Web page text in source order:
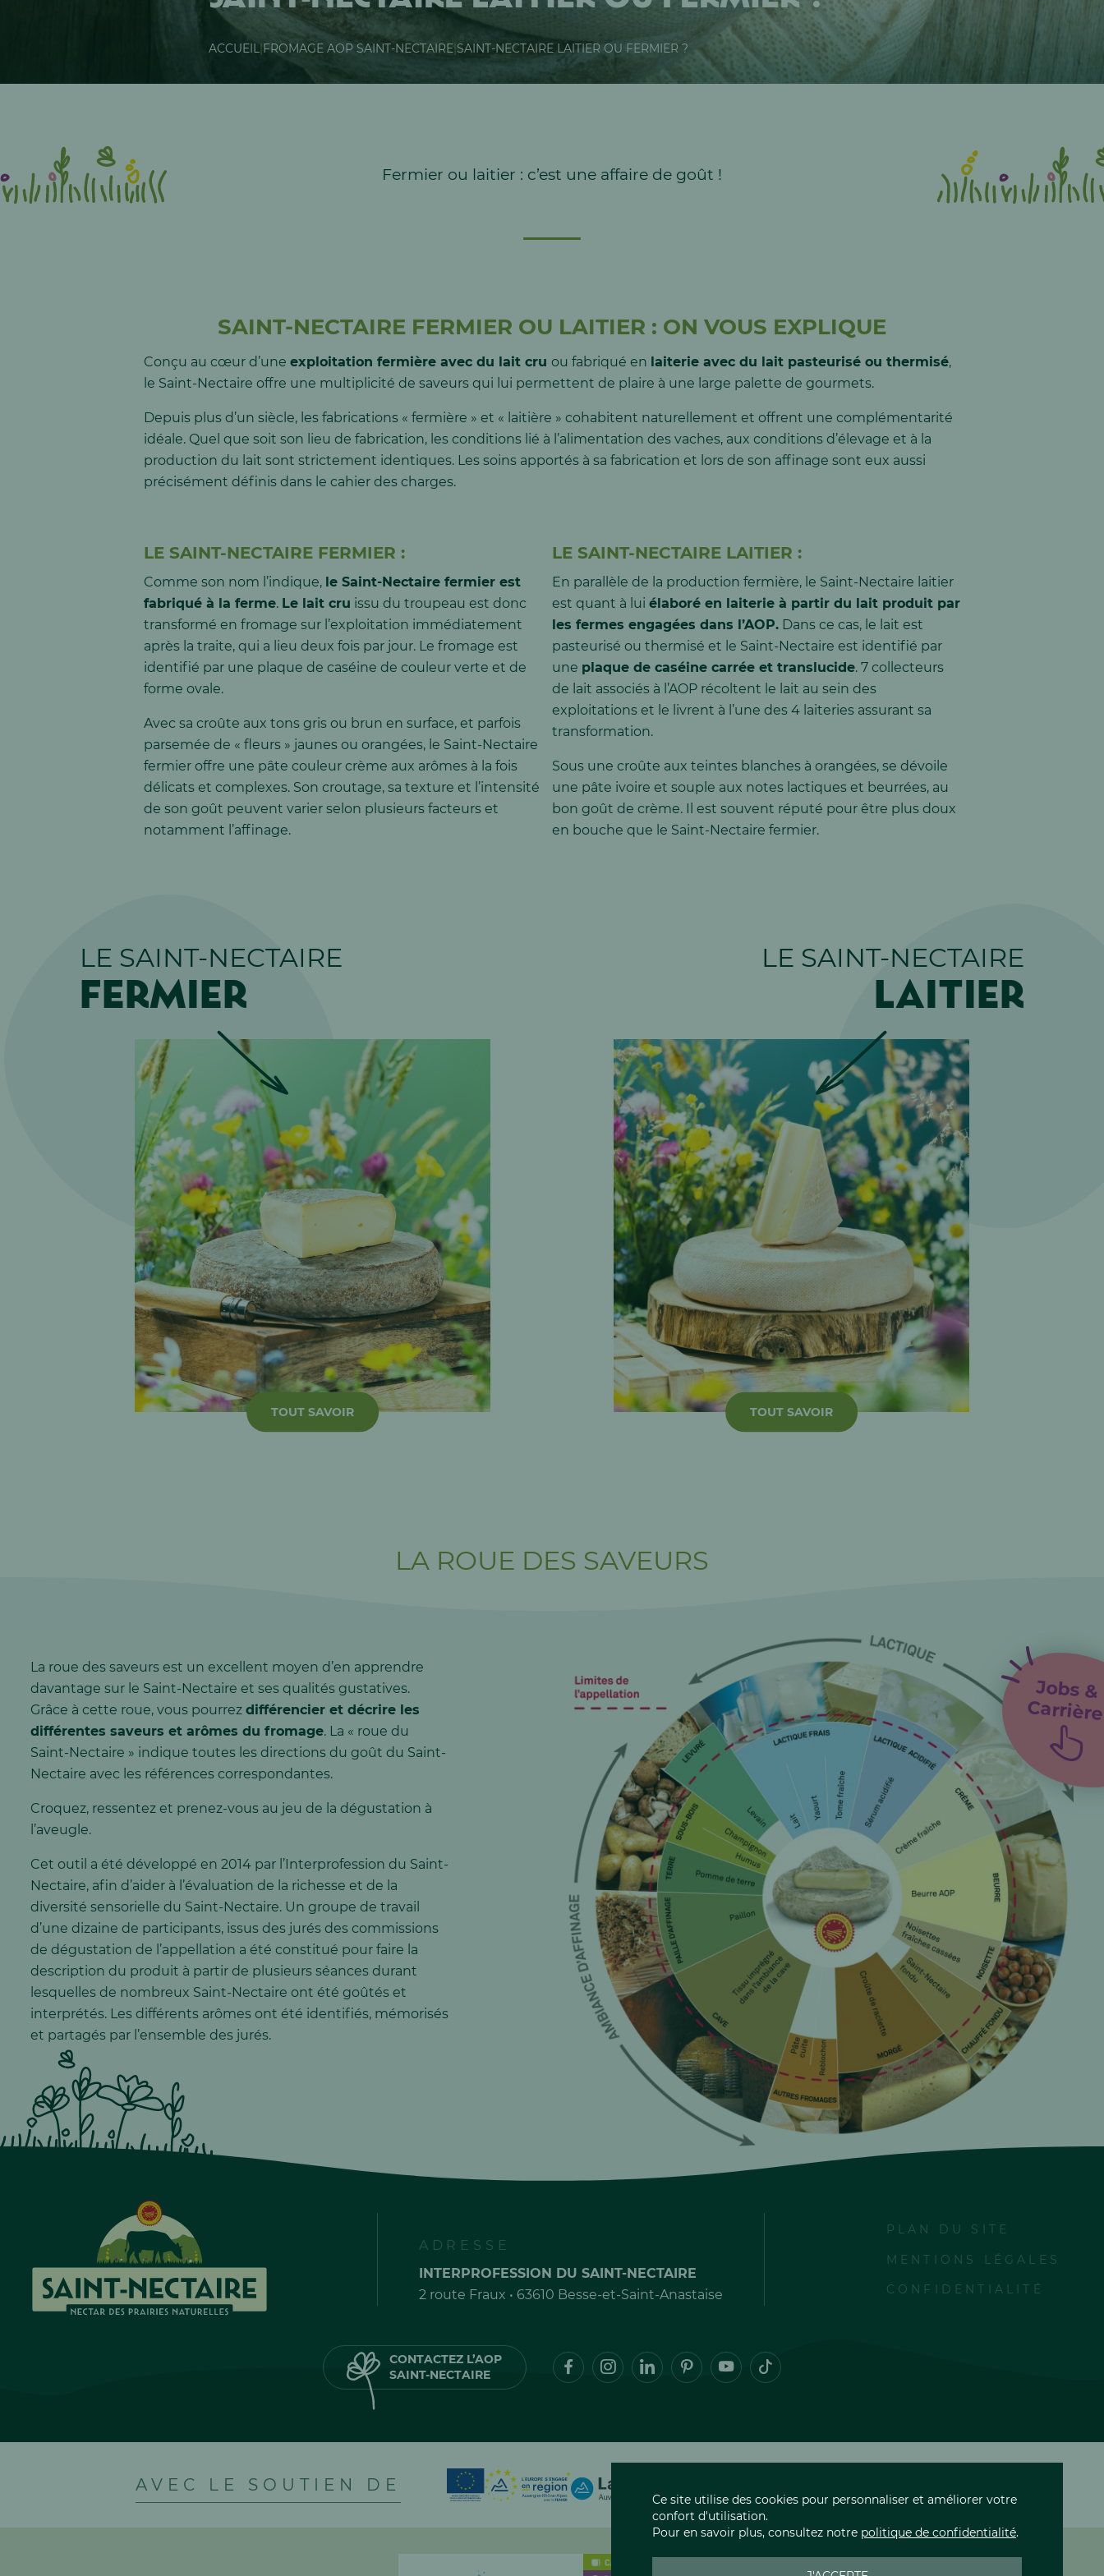
ACCUEIL| FROMAGE AOP SAINT-NECTAIRE| SAINT-NECTAIRE LAITIER OU FERMIER ?
Jobs &
Carrière
Fermier ou laitier : c’est une affaire de goût !
SAINT-NECTAIRE FERMIER OU LAITIER : ON VOUS EXPLIQUE
Conçu au cœur d’une exploitation fermière avec du lait cru ou fabriqué en laiterie avec du lait pasteurisé ou thermisé,
le Saint-Nectaire offre une multiplicité de saveurs qui lui permettent de plaire à une large palette de gourmets.
Depuis plus d’un siècle, les fabrications « fermière » et « laitière » cohabitent naturellement et offrent une complémentarité
idéale. Quel que soit son lieu de fabrication, les conditions lié à l’alimentation des vaches, aux conditions d’élevage et à la
production du lait sont strictement identiques. Les soins apportés à sa fabrication et lors de son affinage sont eux aussi
précisément définis dans le cahier des charges.
LE SAINT-NECTAIRE FERMIER :
Comme son nom l’indique, le Saint-Nectaire fermier est
fabriqué à la ferme. Le lait cru issu du troupeau est donc
transformé en fromage sur l’exploitation immédiatement
après la traite, qui a lieu deux fois par jour. Le fromage est
identifié par une plaque de caséine de couleur verte et de
forme ovale.
Avec sa croûte aux tons gris ou brun en surface, et parfois
parsemée de « fleurs » jaunes ou orangées, le Saint-Nectaire
fermier offre une pâte couleur crème aux arômes à la fois
délicats et complexes. Son croutage, sa texture et l’intensité
de son goût peuvent varier selon plusieurs facteurs et
notamment l’affinage.
LE SAINT-NECTAIRE LAITIER :
En parallèle de la production fermière, le Saint-Nectaire laitier
est quant à lui élaboré en laiterie à partir du lait produit par
les fermes engagées dans l’AOP. Dans ce cas, le lait est
pasteurisé ou thermisé et le Saint-Nectaire est identifié par
une plaque de caséine carrée et translucide. 7 collecteurs
de lait associés à l’AOP récoltent le lait au sein des
exploitations et le livrent à l’une des 4 laiteries assurant sa
transformation.
Sous une croûte aux teintes blanches à orangées, se dévoile
une pâte ivoire et souple aux notes lactiques et beurrées, au
bon goût de crème. Il est souvent réputé pour être plus doux
en bouche que le Saint-Nectaire fermier.
LE SAINT-NECTAIRE
FERMIER
TOUT SAVOIR
LE SAINT-NECTAIRE
LAITIER
TOUT SAVOIR
LA ROUE DES SAVEURS
La roue des saveurs est un excellent moyen d’en apprendre
davantage sur le Saint-Nectaire et ses qualités gustatives.
Grâce à cette roue, vous pourrez différencier et décrire les
différentes saveurs et arômes du fromage. La « roue du
Saint-Nectaire » indique toutes les directions du goût du Saint-
Nectaire avec les références correspondantes.
Croquez, ressentez et prenez-vous au jeu de la dégustation à
l’aveugle.
Cet outil a été développé en 2014 par l’Interprofession du Saint-
Nectaire, afin d’aider à l’évaluation de la richesse et de la
diversité sensorielle du Saint-Nectaire. Un groupe de travail
d’une dizaine de participants, issus des jurés des commissions
de dégustation de l’appellation a été constitué pour faire la
description du produit à partir de plusieurs séances durant
lesquelles de nombreux Saint-Nectaire ont été goûtés et
interprétés. Les différents arômes ont été identifiés, mémorisés
et partagés par l’ensemble des jurés.
ADRESSE
INTERPROFESSION DU SAINT-NECTAIRE
2 route Fraux • 63610 Besse-et-Saint-Anastaise
PLAN DU SITE
MENTIONS LÉGALES
CONFIDENTIALITÉ
CONTACTEZ L’AOP
SAINT-NECTAIRE
AVEC LE SOUTIEN DE
LES CINQ FROMAGES AOP D'AUVERGNE
AOP CANTAL
Ce site utilise des cookies pour personnaliser et améliorer votre
confort d'utilisation.
Pour en savoir plus, consultez notre politique de confidentialité.